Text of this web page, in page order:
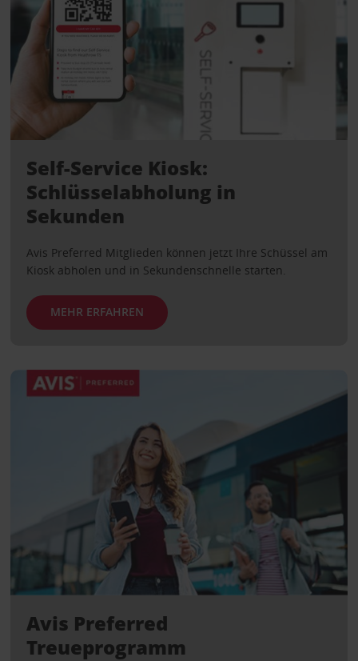
Self-Service Kiosk:
Schlüsselabholung in
Sekunden
Avis Preferred Mitglieden können jetzt Ihre Schüssel am
Kiosk abholen und in Sekundenschnelle starten.
MEHR ERFAHREN
Avis Preferred
Treueprogramm